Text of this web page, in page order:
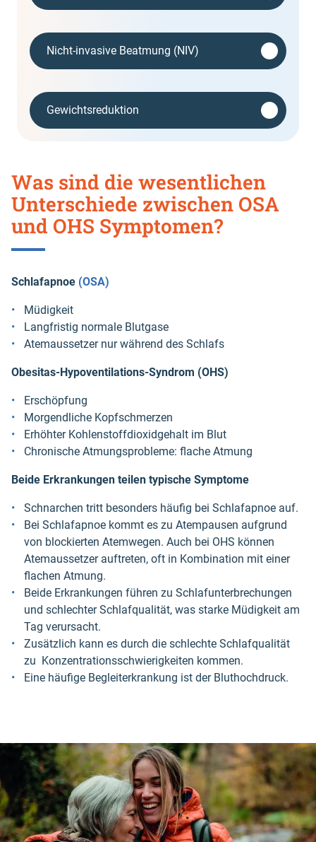
Nicht-invasive Beatmung (NIV)
Gewichtsreduktion
Was sind die wesentlichen
Unterschiede zwischen OSA
und OHS Symptomen?
Schlafapnoe (OSA)
Müdigkeit
Langfristig normale Blutgase
Atemaussetzer nur während des Schlafs
Obesitas-Hypoventilations-Syndrom (OHS)
Erschöpfung
Morgendliche Kopfschmerzen
Erhöhter Kohlenstoffdioxidgehalt im Blut
Chronische Atmungsprobleme: flache Atmung
Beide Erkrankungen teilen typische Symptome
Schnarchen tritt besonders häufig bei Schlafapnoe auf.
Bei Schlafapnoe kommt es zu Atempausen aufgrund
von blockierten Atemwegen. Auch bei OHS können
Atemaussetzer auftreten, oft in Kombination mit einer
flachen Atmung.
Beide Erkrankungen führen zu Schlafunterbrechungen
und schlechter Schlafqualität, was starke Müdigkeit am
Tag verursacht.
Zusätzlich kann es durch die schlechte Schlafqualität
zu Konzentrationsschwierigkeiten kommen.
Eine häufige Begleiterkrankung ist der Bluthochdruck.
Skip
section